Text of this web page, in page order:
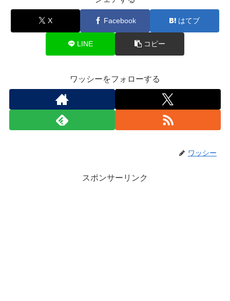
X Facebook はてブ
LINE コピー
ワッシーをフォローする
ワッシー
スポンサーリンク